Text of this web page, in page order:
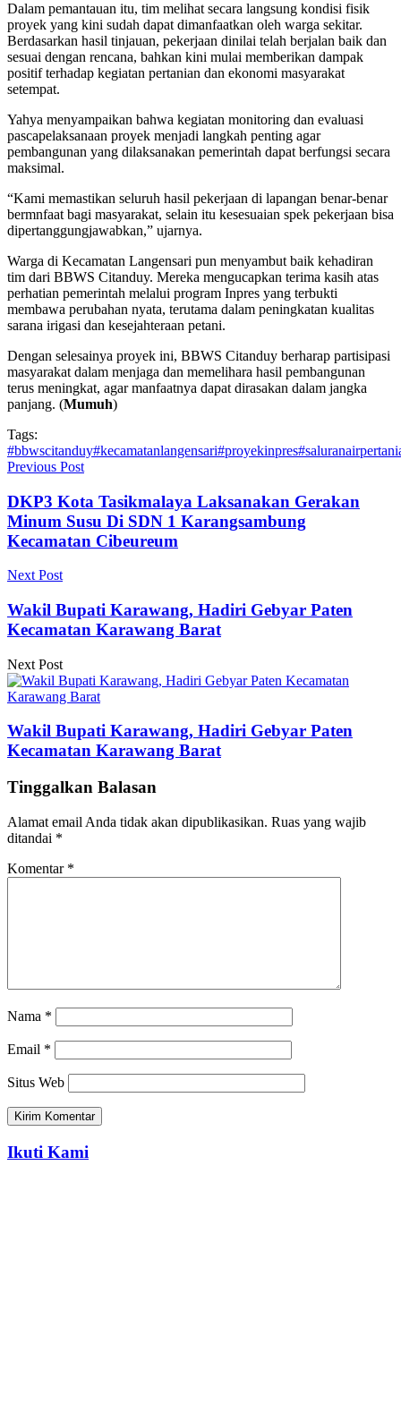
Dalam pemantauan itu, tim melihat secara langsung kondisi fisik
proyek yang kini sudah dapat dimanfaatkan oleh warga sekitar.
Berdasarkan hasil tinjauan, pekerjaan dinilai telah berjalan baik dan
sesuai dengan rencana, bahkan kini mulai memberikan dampak
positif terhadap kegiatan pertanian dan ekonomi masyarakat
setempat.
Yahya menyampaikan bahwa kegiatan monitoring dan evaluasi
pascapelaksanaan proyek menjadi langkah penting agar
pembangunan yang dilaksanakan pemerintah dapat berfungsi secara
maksimal.
“Kami memastikan seluruh hasil pekerjaan di lapangan benar-benar
bermnfaat bagi masyarakat, selain itu kesesuaian spek pekerjaan bisa
dipertanggungjawabkan,” ujarnya.
Warga di Kecamatan Langensari pun menyambut baik kehadiran
tim dari BBWS Citanduy. Mereka mengucapkan terima kasih atas
perhatian pemerintah melalui program Inpres yang terbukti
membawa perubahan nyata, terutama dalam peningkatan kualitas
sarana irigasi dan kesejahteraan petani.
Dengan selesainya proyek ini, BBWS Citanduy berharap partisipasi
masyarakat dalam menjaga dan memelihara hasil pembangunan
terus meningkat, agar manfaatnya dapat dirasakan dalam jangka
panjang. (Mumuh)
Tags:
#bbwscitanduy#kecamatanlangensari#proyekinpres
Previous Post
DKP3 Kota Tasikmalaya Laksanakan Gerakan
Minum Susu Di SDN 1 Karangsambung
Kecamatan Cibeureum
Next Post
Wakil Bupati Karawang, Hadiri Gebyar Paten
Kecamatan Karawang Barat
Next Post
Wakil Bupati Karawang, Hadiri Gebyar Paten
Kecamatan Karawang Barat
Tinggalkan Balasan
Alamat email Anda tidak akan dipublikasikan. Ruas yang wajib
ditandai *
Komentar *
Nama *
Email *
Situs Web
Ikuti Kami